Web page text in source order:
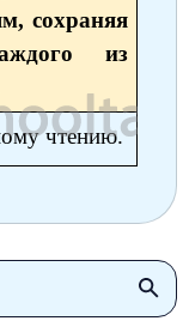
сохраняя
из
чтению.